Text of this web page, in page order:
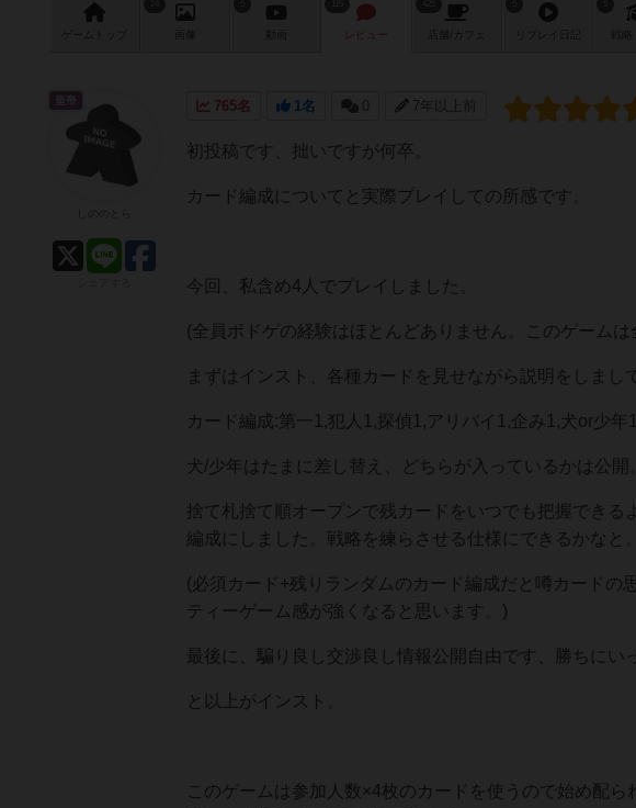
ゲーム 画像 レビュー 店舗/ カフェ 戦略
765名 1名 0 7年以上前
初投稿です、拙いですが何卒。
カード編成についてと実際プレイしての所感です。
今回、私含め4人でプレイしました。
(全員ボドゲの経験はほとんどありません。このゲーム
まずはインスト、各種カードを見せながら説明をしまし
カード編成:第一1,犯人1,探偵1,アリバイ1,企み1,犬or少
犬/少年はたまに差し替え、どちらが入っているかは公開
捨て札捨て順オープンで残カードをいつでも把握でき
編成にしました。戦略を練らさせる仕様にできるかなと。
(必須カード+残りランダムのカード編成だと噂カードの
ティーゲーム感が強くなると思います。)
最後に、騙り良し交渉良し情報公開自由です、勝ちにい
と以上がインスト。
このゲームは参加人数×4枚のカードを使うので始め配
皇帝